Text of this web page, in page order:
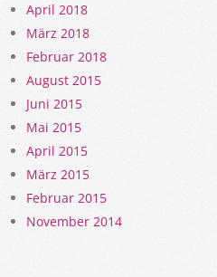
April 2018
März 2018
Februar 2018
August 2015
Juni 2015
Mai 2015
April 2015
März 2015
Februar 2015
November 2014